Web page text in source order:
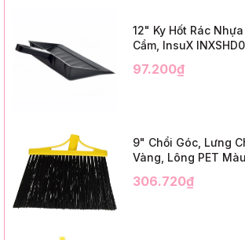
12" Ky Hốt Rác
Cầm, InsuX
Black Plastic)
97.200₫
9" Chổi Góc, Lưng
Vàng, Lông PET
12 Bộ/Thùng (9"
306.720₫